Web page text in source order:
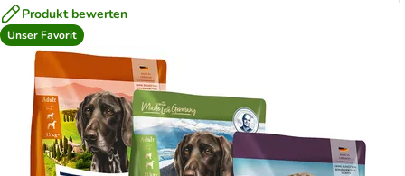
Produkt bewerten
Unser Favorit